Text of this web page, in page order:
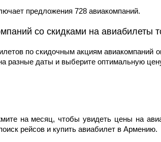
предложения 728 авиакомпаний.
со скидками на авиабилеты
по скидочным акциям авиакомпаний
разные даты и выберите оптимальную
на месяц, чтобы увидеть цены на
рейсов и купить авиабилет в Армению.